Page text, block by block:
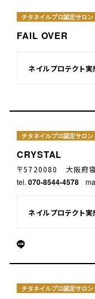
チタネイルプロ認定サロン
FAIL OVER
ネイルプロテクト実
チタネイルプロ認定サロン
CRYSTAL
〒5720080 大阪府
tel.070-8544-4578
ネイルプロテクト実
チタネイルプロ認定サロン